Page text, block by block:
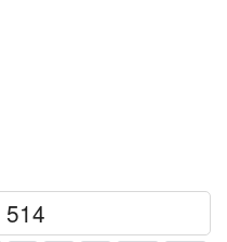
514